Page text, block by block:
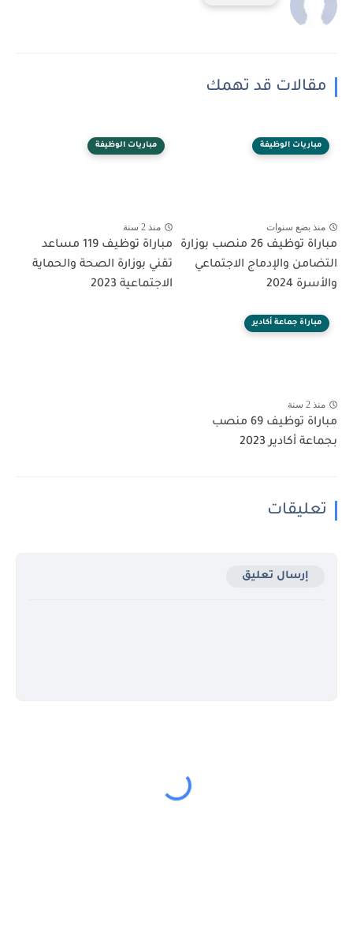
مقالات قد تهمك
مباريات الوظيفة
منذ بضع سنوات
مباراة توظيف 26 منصب بوزارة
التضامن والإدماج الاجتماعي
والأسرة 2024
مباريات الوظيفة
منذ 2 سنة
مباراة توظيف 119 مساعد
تقني بوزارة الصحة والحماية
الاجتماعية 2023
مباراة جماعة أكادير
منذ 2 سنة
مباراة توظيف 69 منصب
بجماعة أكادير 2023
تعليقات
إرسال تعليق